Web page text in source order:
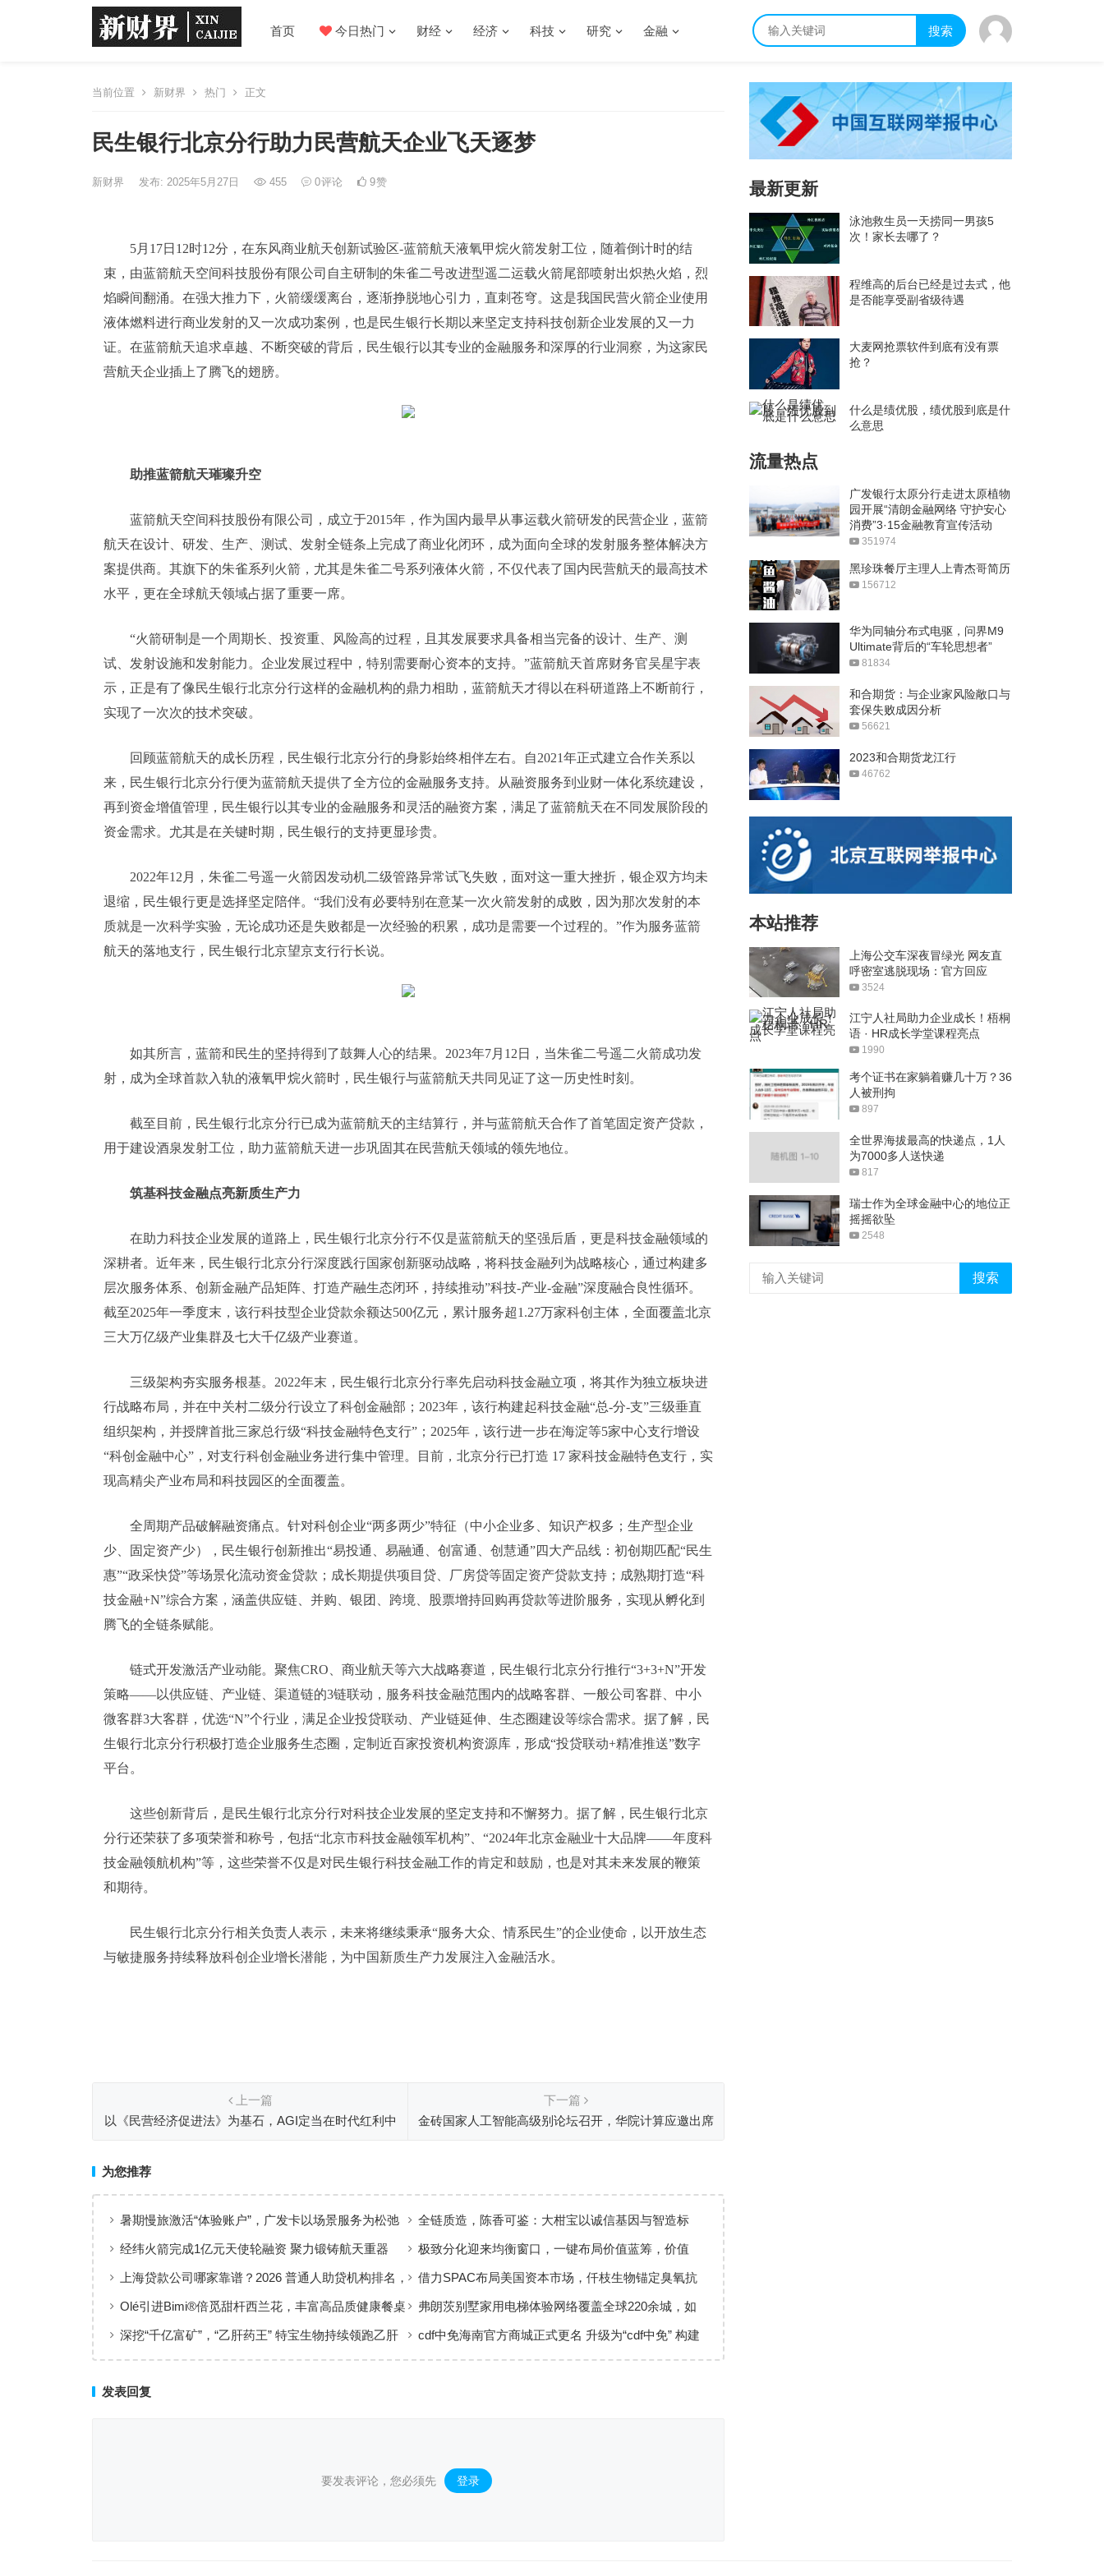
首页 今日热门 财经 经济 科技 研究 金融 搜索
当前位置 新财界 热门 正文
民生银行北京分行助力民营航天企业飞天逐梦
新财界 发布: 2025年5月27日 455 0评论 9赞
5月17日12时12分，在东风商业航天创新试验区-蓝箭航天液氧甲烷火箭发射工位，随着倒计时的结
束，由蓝箭航天空间科技股份有限公司自主研制的朱雀二号改进型遥二运载火箭尾部喷射出炽热火焰，烈
焰瞬间翻涌。在强大推力下，火箭缓缓离台，逐渐挣脱地心引力，直刺苍穹。这是我国民营火箭企业使用
液体燃料进行商业发射的又一次成功案例，也是民生银行长期以来坚定支持科技创新企业发展的又一力
证。在蓝箭航天追求卓越、不断突破的背后，民生银行以其专业的金融服务和深厚的行业洞察，为这家民
营航天企业插上了腾飞的翅膀。
助推蓝箭航天璀璨升空
蓝箭航天空间科技股份有限公司，成立于2015年，作为国内最早从事运载火箭研发的民营企业，蓝箭
航天在设计、研发、生产、测试、发射全链条上完成了商业化闭环，成为面向全球的发射服务整体解决方
案提供商。其旗下的朱雀系列火箭，尤其是朱雀二号系列液体火箭，不仅代表了国内民营航天的最高技术
水平，更在全球航天领域占据了重要一席。
“火箭研制是一个周期长、投资重、风险高的过程，且其发展要求具备相当完备的设计、生产、测
试、发射设施和发射能力。企业发展过程中，特别需要耐心资本的支持。”蓝箭航天首席财务官吴星宇表
示，正是有了像民生银行北京分行这样的金融机构的鼎力相助，蓝箭航天才得以在科研道路上不断前行，
实现了一次次的技术突破。
回顾蓝箭航天的成长历程，民生银行北京分行的身影始终相伴左右。自2021年正式建立合作关系以
来，民生银行北京分行便为蓝箭航天提供了全方位的金融服务支持。从融资服务到业财一体化系统建设，
再到资金增值管理，民生银行以其专业的金融服务和灵活的融资方案，满足了蓝箭航天在不同发展阶段的
资金需求。尤其是在关键时期，民生银行的支持更显珍贵。
2022年12月，朱雀二号遥一火箭因发动机二级管路异常试飞失败，面对这一重大挫折，银企双方均未
退缩，民生银行更是选择坚定陪伴。“我们没有必要特别在意某一次火箭发射的成败，因为那次发射的本
质就是一次科学实验，无论成功还是失败都是一次经验的积累，成功是需要一个过程的。”作为服务蓝箭
航天的落地支行，民生银行北京望京支行行长说。
如其所言，蓝箭和民生的坚持得到了鼓舞人心的结果。2023年7月12日，当朱雀二号遥二火箭成功发
射，成为全球首款入轨的液氧甲烷火箭时，民生银行与蓝箭航天共同见证了这一历史性时刻。
截至目前，民生银行北京分行已成为蓝箭航天的主结算行，并与蓝箭航天合作了首笔固定资产贷款，
用于建设酒泉发射工位，助力蓝箭航天进一步巩固其在民营航天领域的领先地位。
筑基科技金融点亮新质生产力
在助力科技企业发展的道路上，民生银行北京分行不仅是蓝箭航天的坚强后盾，更是科技金融领域的
深耕者。近年来，民生银行北京分行深度践行国家创新驱动战略，将科技金融列为战略核心，通过构建多
层次服务体系、创新金融产品矩阵、打造产融生态闭环，持续推动”科技-产业-金融”深度融合良性循环。
截至2025年一季度末，该行科技型企业贷款余额达500亿元，累计服务超1.27万家科创主体，全面覆盖北京
三大万亿级产业集群及七大千亿级产业赛道。
三级架构夯实服务根基。2022年末，民生银行北京分行率先启动科技金融立项，将其作为独立板块进
行战略布局，并在中关村二级分行设立了科创金融部；2023年，该行构建起科技金融“总-分-支”三级垂直
组织架构，并授牌首批三家总行级“科技金融特色支行”；2025年，该行进一步在海淀等5家中心支行增设
“科创金融中心”，对支行科创金融业务进行集中管理。目前，北京分行已打造 17 家科技金融特色支行，实
现高精尖产业布局和科技园区的全面覆盖。
全周期产品破解融资痛点。针对科创企业“两多两少”特征（中小企业多、知识产权多；生产型企业
少、固定资产少），民生银行创新推出“易投通、易融通、创富通、创慧通”四大产品线：初创期匹配“民生
惠”“政采快贷”等场景化流动资金贷款；成长期提供项目贷、厂房贷等固定资产贷款支持；成熟期打造“科
技金融+N”综合方案，涵盖供应链、并购、银团、跨境、股票增持回购再贷款等进阶服务，实现从孵化到
腾飞的全链条赋能。
链式开发激活产业动能。聚焦CRO、商业航天等六大战略赛道，民生银行北京分行推行“3+3+N”开发
策略——以供应链、产业链、渠道链的3链联动，服务科技金融范围内的战略客群、一般公司客群、中小
微客群3大客群，优选“N”个行业，满足企业投贷联动、产业链延伸、生态圈建设等综合需求。据了解，民
生银行北京分行积极打造企业服务生态圈，定制近百家投资机构资源库，形成“投贷联动+精准推送”数字
平台。
这些创新背后，是民生银行北京分行对科技企业发展的坚定支持和不懈努力。据了解，民生银行北京
分行还荣获了多项荣誉和称号，包括“北京市科技金融领军机构”、“2024年北京金融业十大品牌——年度科
技金融领航机构”等，这些荣誉不仅是对民生银行科技金融工作的肯定和鼓励，也是对其未来发展的鞭策
和期待。
民生银行北京分行相关负责人表示，未来将继续秉承“服务大众、情系民生”的企业使命，以开放生态
与敏捷服务持续释放科创企业增长潜能，为中国新质生产力发展注入金融活水。
上一篇
以《民营经济促进法》为基石，AGI定当在时代红利中
下一篇
金砖国家人工智能高级别论坛召开，华院计算应邀出席
为您推荐
暑期慢旅激活“体验账户”，广发卡以场景服务为松弛
出行添彩
全链质造，陈香可鉴：大柑宝以诚信基因与智造标
准，定义新会陈皮高质量发展
经纬火箭完成1亿元天使轮融资 聚力锻铸航天重器
极致分化迎来均衡窗口，一键布局价值蓝筹，价值
ETF华夏火热开售
上海贷款公司哪家靠谱？2026 普通人助贷机构排名，
工薪族借钱选择指南
借力SPAC布局美国资本市场，仟枝生物锚定臭氧抗
菌黄金赛道
Olé引进Bimi®倍觅甜杆西兰花，丰富高品质健康餐桌
新选择
弗朗茨别墅家用电梯体验网络覆盖全球220余城，如
何实现高效服务响应
深挖“千亿富矿”，“乙肝药王” 特宝生物持续领跑乙肝
cdf中免海南官方商城正式更名 升级为“cdf中免” 构建
发表回复
要发表评论，您必须先 登录 。
最新更新
泳池救生员一天捞同一男孩5
次！家长去哪了？
程维高的后台已经是过去式，他
是否能享受副省级待遇
大麦网抢票软件到底有没有票
抢？
什么是绩优股，绩优股到底是什
么意思
流量热点
广发银行太原分行走进太原植物
园开展“清朗金融网络 守护安心
消费”3·15金融教育宣传活动
351974
黑珍珠餐厅主理人上青杰哥简历
156712
华为同轴分布式电驱，问界M9
Ultimate背后的“车轮思想者”
81834
和合期货：与企业家风险敞口与
套保失败成因分析
56621
2023和合期货龙江行
46762
本站推荐
上海公交车深夜冒绿光 网友直
呼密室逃脱现场：官方回应
3524
江宁人社局助力企业成长！梧桐
语 · HR成长学堂课程亮点
1990
考个证书在家躺着赚几十万？36
人被刑拘
897
全世界海拔最高的快递点，1人
为7000多人送快递
817
瑞士作为全球金融中心的地位正
摇摇欲坠
2548
搜索